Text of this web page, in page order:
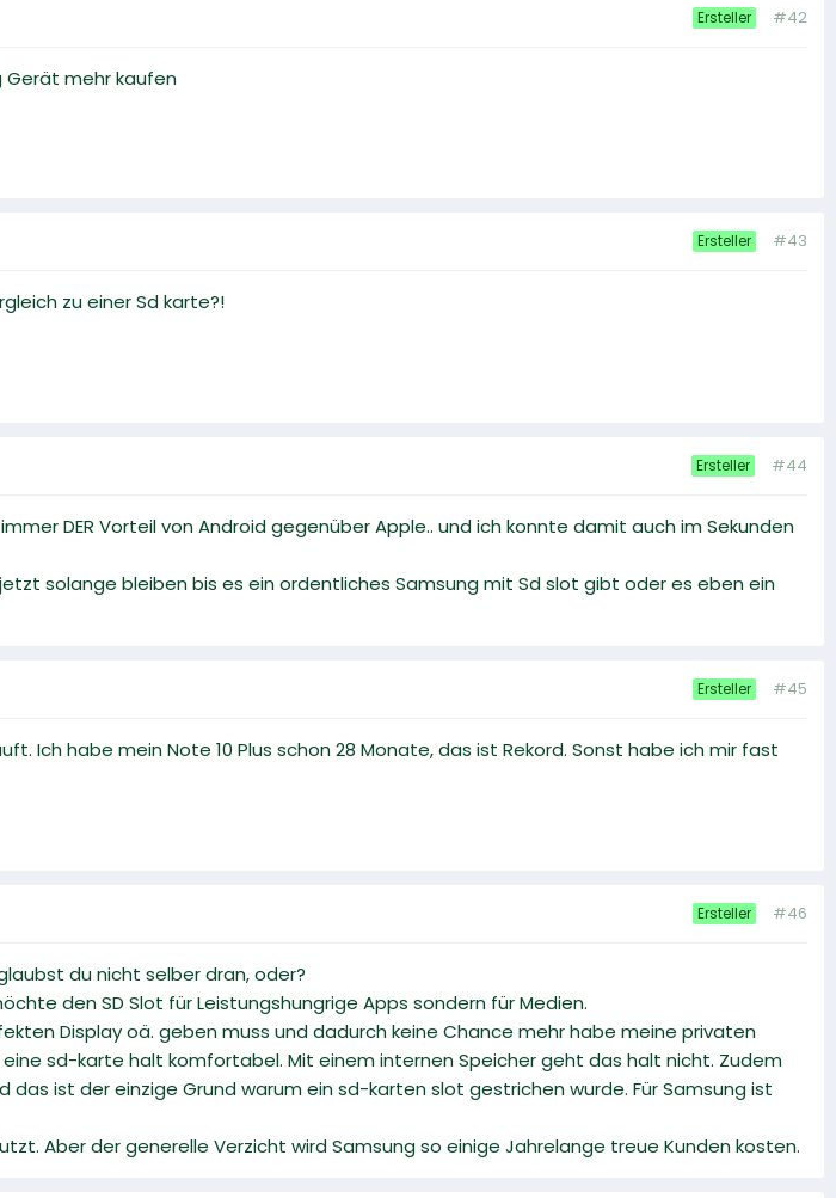
Ersteller #42
Gerät mehr kaufen
Ersteller #43
zu einer Sd karte?!
Ersteller #44
DER Vorteil von Android gegenüber Apple.. und ich konnte damit auch im Sekunden
solange bleiben bis es ein ordentliches Samsung mit Sd slot gibt oder es eben ein
Ersteller #45
Ich habe mein Note 10 Plus schon 28 Monate, das ist Rekord. Sonst habe ich mir fast
Ersteller #46
du nicht selber dran, oder?
den SD Slot für Leistungshungrige Apps sondern für Medien.
Display oä. geben muss und dadurch keine Chance mehr habe meine privaten
sd-karte halt komfortabel. Mit einem internen Speicher geht das halt nicht. Zudem
ist der einzige Grund warum ein sd-karten slot gestrichen wurde. Für Samsung ist
Aber der generelle Verzicht wird Samsung so einige Jahrelange treue Kunden kosten.